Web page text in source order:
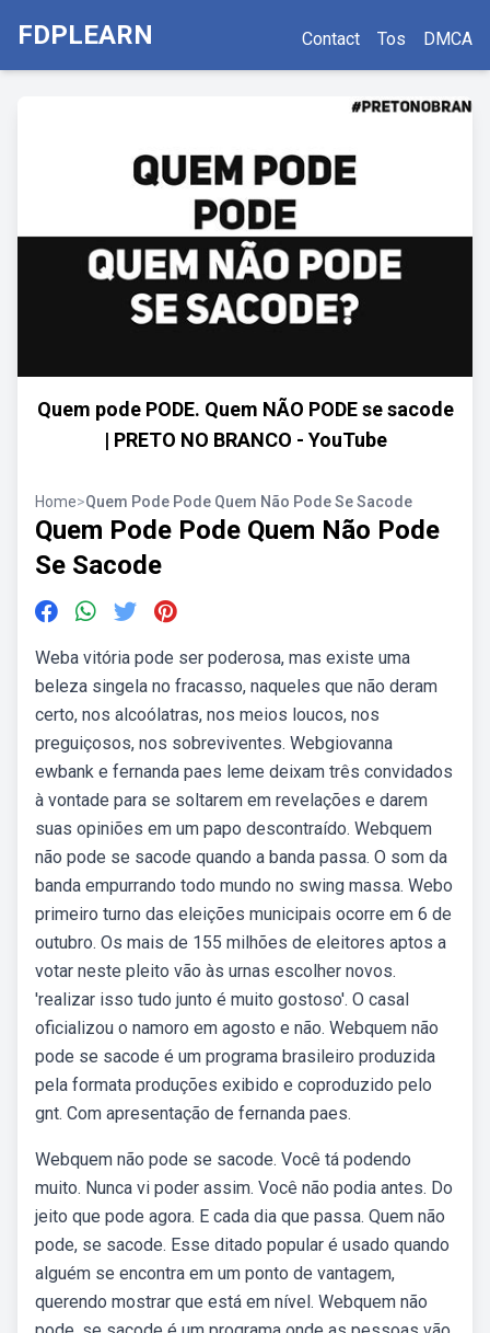
FDPLEARN Contact Tos DMCA
Quem pode PODE. Quem NÃO PODE se sacode
| PRETO NO BRANCO - YouTube
Home>Quem Pode Pode Quem Não Pode Se Sacode
Quem Pode Pode Quem Não Pode
Se Sacode
Weba vitória pode ser poderosa, mas existe uma
beleza singela no fracasso, naqueles que não deram
certo, nos alcoólatras, nos meios loucos, nos
preguiçosos, nos sobreviventes. Webgiovanna
ewbank e fernanda paes leme deixam três convidados
à vontade para se soltarem em revelações e darem
suas opiniões em um papo descontraído. Webquem
não pode se sacode quando a banda passa. O som da
banda empurrando todo mundo no swing massa. Webo
primeiro turno das eleições municipais ocorre em 6 de
outubro. Os mais de 155 milhões de eleitores aptos a
votar neste pleito vão às urnas escolher novos.
'realizar isso tudo junto é muito gostoso'. O casal
oficializou o namoro em agosto e não. Webquem não
pode se sacode é um programa brasileiro produzida
pela formata produções exibido e coproduzido pelo
gnt. Com apresentação de fernanda paes.
Webquem não pode se sacode. Você tá podendo
muito. Nunca vi poder assim. Você não podia antes. Do
jeito que pode agora. E cada dia que passa. Quem não
pode, se sacode. Esse ditado popular é usado quando
alguém se encontra em um ponto de vantagem,
querendo mostrar que está em nível. Webquem não